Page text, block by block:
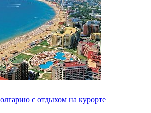
с отдыхом на курорте